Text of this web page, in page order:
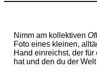
Nimm am kollektiven
Foto eines kleinen,
Hand einreichst, der
hat und den du der